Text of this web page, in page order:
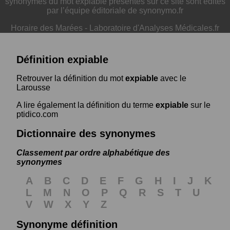
par l’équipe éditoriale de synonymo.fr
Horaire des Marées - Laboratoire d'Analyses Médicales.fr
Définition expiable
Retrouver la définition du motexpiable avec le
Larousse
A lire également la définition du terme expiable sur le
ptidico.com
Dictionnaire des synonymes
Classement par ordre alphabétique des
synonymes
A B C D E F G H I J
K
L
M N O P Q R S T
U
V
W X Y
Z
Synonyme définition